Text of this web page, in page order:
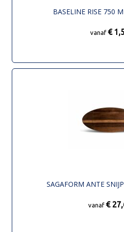
BASELINE RISE 750
vanaf €
SAGAFORM ANTE
vanaf €